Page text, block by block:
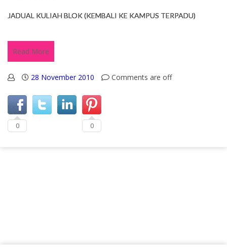
JADUAL KULIAH BLOK (KEMBALI KE KAMPUS TERPADU)
Read More
28 November 2010 Comments are off
0 0